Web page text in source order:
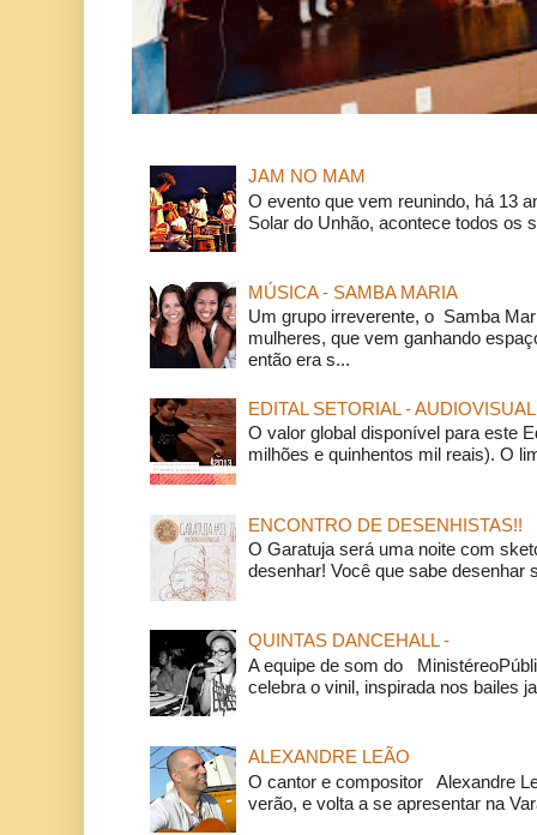
JAM NO MAM
O evento que vem reunindo, há 13
Solar do Unhão, acontece todos os
MÚSICA - SAMBA MARIA
Um grupo irreverente, o Samba
mulheres, que vem ganhando
então era s...
EDITAL SETORIAL - AUDIOVISUAL
O valor global disponível para este
milhões e quinhentos mil reais). O
ENCONTRO DE DESENHISTAS!!
O Garatuja será uma noite com
desenhar! Você que sabe desenhar
QUINTAS DANCEHALL -
A equipe de som do
celebra o vinil, inspirada nos bailes
ALEXANDRE LEÃO
O cantor e compositor Alexandre
verão, e volta a se apresentar na